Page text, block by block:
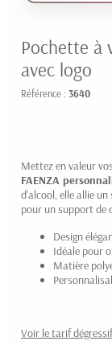
Pochette à
avec logo
Référence : 3640
Mettez en valeur
FAENZA
d'alcool, elle allie
pour un support de
Design
Idéale pour
Matière
Voir le tarif dégressif